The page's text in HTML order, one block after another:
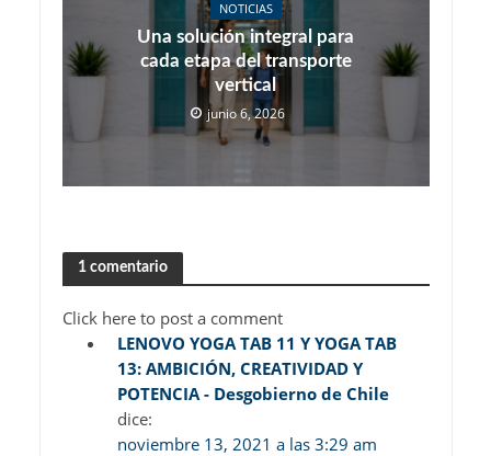
NOTICIAS
Una solución integral para
cada etapa del transporte
vertical
junio 6, 2026
1 comentario
Click here to post a comment
LENOVO YOGA TAB 11 Y YOGA TAB
13: AMBICIÓN, CREATIVIDAD Y
POTENCIA - Desgobierno de Chile
dice:
noviembre 13, 2021 a las 3:29 am